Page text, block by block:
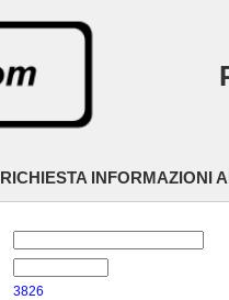
RICHIESTA INFORMAZIONI
3826